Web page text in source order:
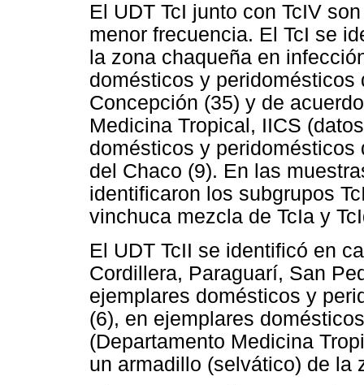
El UDT TcI junto con TcIV
menor frecuencia. El TcI se
la zona chaqueña en
domésticos y
Concepción (35) y de
Medicina Tropical, IICS
domésticos y
del Chaco (9). En las
identificaron los subgrupos
vinchuca mezcla de TcIa y
El UDT TcII se identificó en
Cordillera, Paraguarí, San
ejemplares domésticos y
(6), en ejemplares
(Departamento Medicina
un armadillo (selvático) de la